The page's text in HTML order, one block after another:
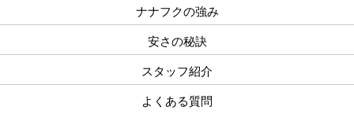
ナナフクの強み
安さの秘訣
スタッフ紹介
よくある質問